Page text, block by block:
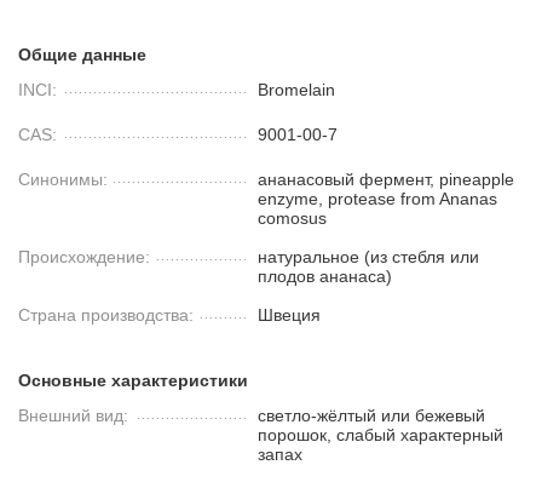
Общие данные
INCI:
Bromelain
CAS: 9001-00-7
Синонимы:
ананасовый фермент, pineapple
enzyme, protease from Ananas
comosus
Происхождение:
натуральное (из стебля или
плодов ананаса)
Страна производства:
Швеция
Основные характеристики
Внешний вид:
светло-жёлтый или бежевый
порошок, слабый характерный
запах